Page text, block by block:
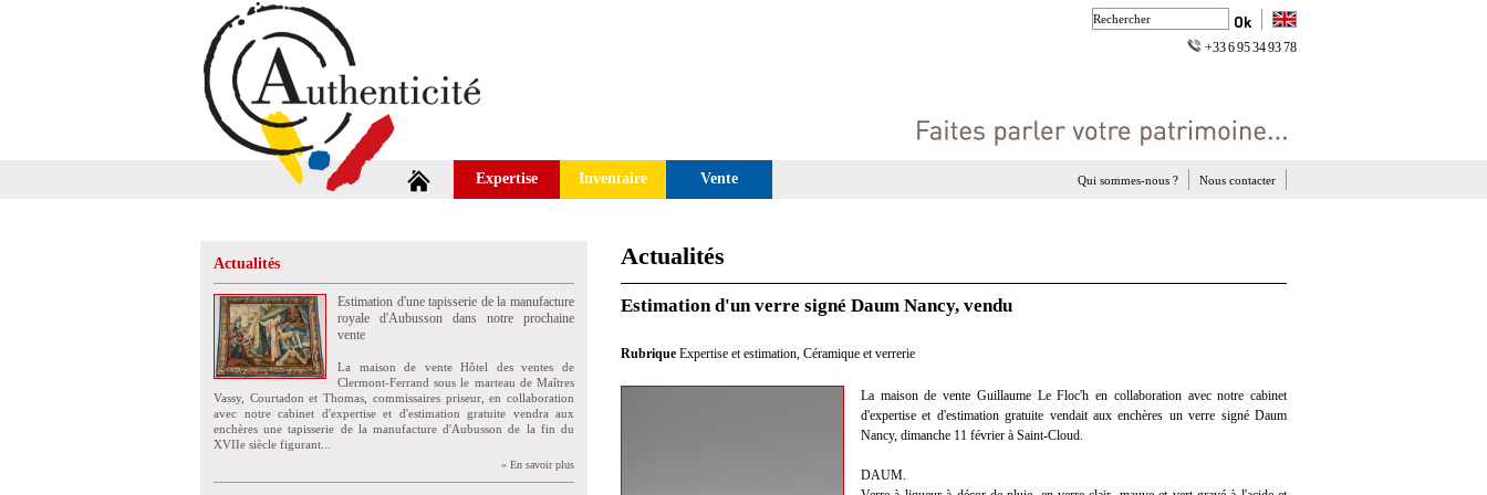
+33 6 95 34 93 78
Expertise Inventaire Vente Nous contacter
Qui sommes-nous ?
Actualités
Estimation d'une tapisserie de la manufacture
royale d'Aubusson dans notre prochaine
vente
La maison de vente Hôtel des ventes de
Clermont-Ferrand sous le marteau de Maîtres
Vassy, Courtadon et Thomas, commissaires priseur, en collaboration
avec notre cabinet d'expertise et d'estimation gratuite vendra aux
enchères une tapisserie de la manufacture d'Aubusson de la fin du
XVIIe siècle figurant...
» En savoir plus
Actualités
Estimation d'un verre signé Daum Nancy, vendu
Rubrique Expertise et estimation, Céramique et verrerie
La maison de vente Guillaume Le Floc'h en collaboration avec notre cabinet
d'expertise et d'estimation gratuite vendait aux enchères un verre signé Daum
Nancy, dimanche 11 février à Saint-Cloud.
DAUM.